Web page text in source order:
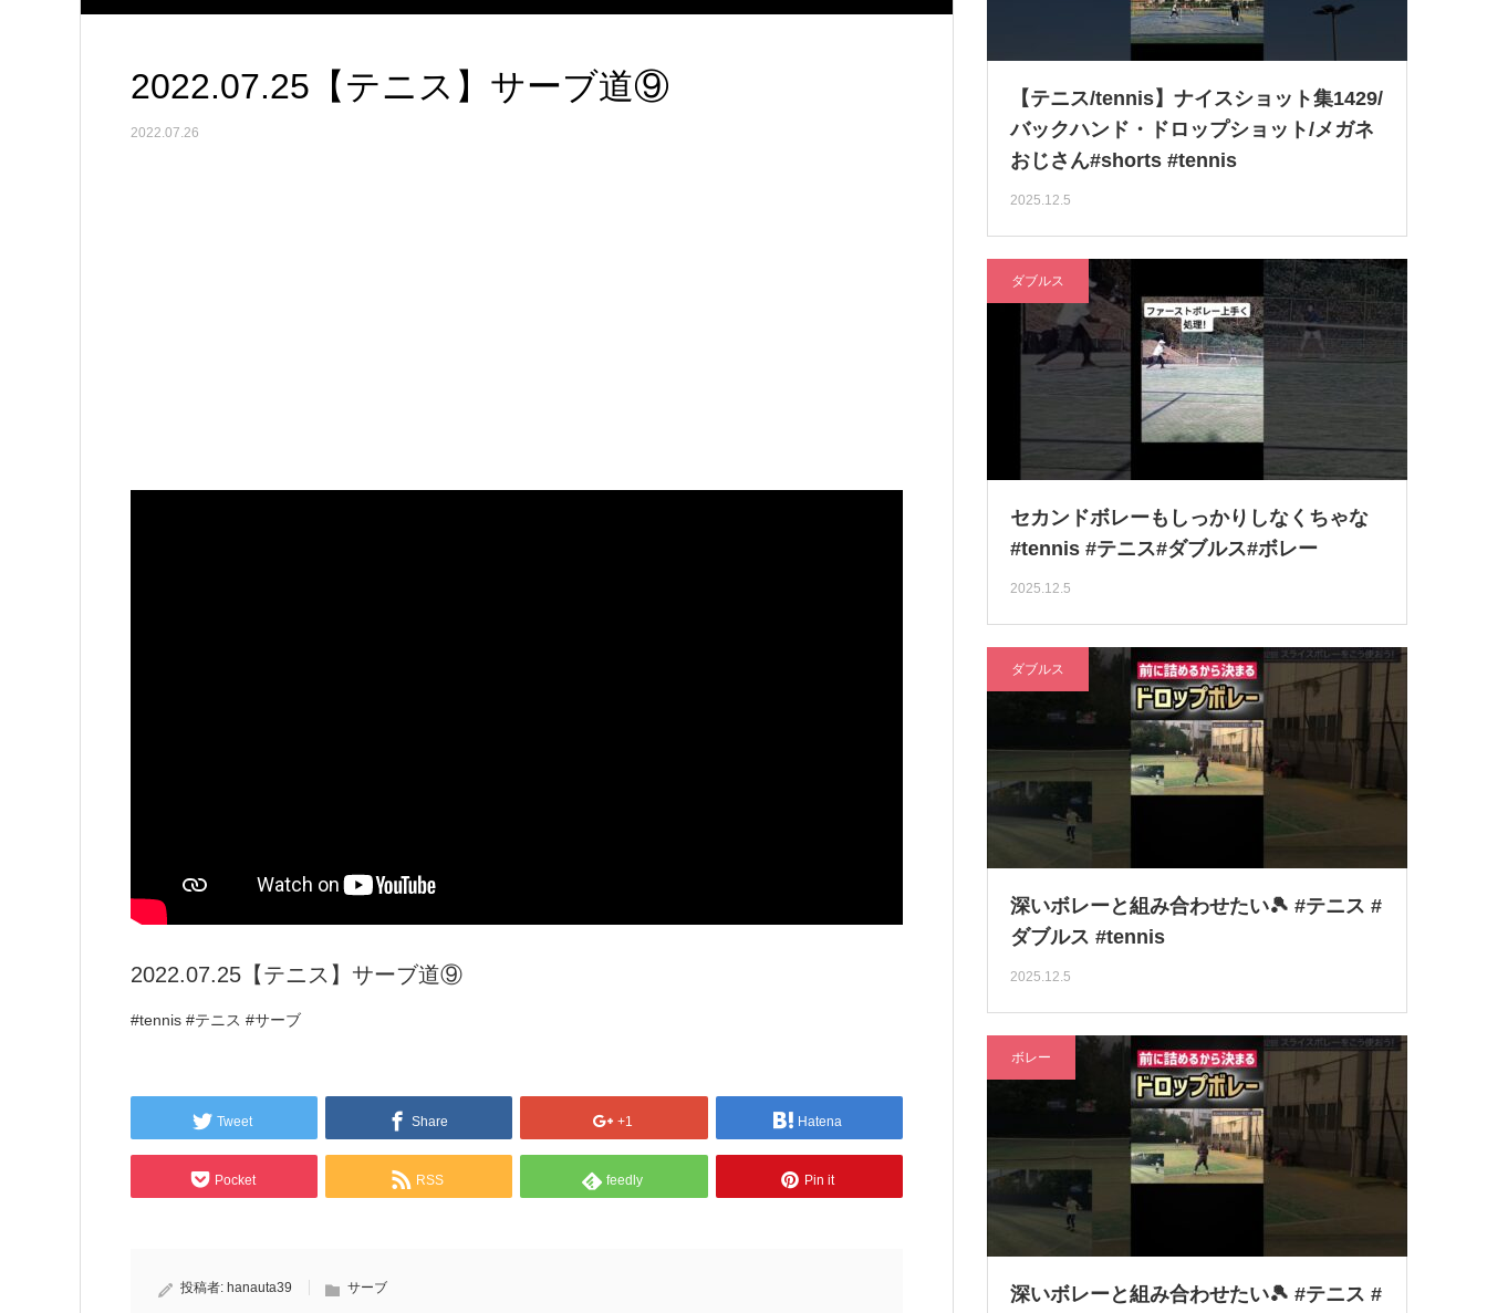
2022.07.25【テニス】サーブ道⑨
2022.07.26
2022.07.25【テニス】サーブ道⑨
#tennis #テニス #サーブ
Tweet Share +1 Hatena
Pocket RSS feedly Pin it
投稿者: hanauta39 サーブ
【テニス/tennis】ナイスショット集1429/
バックハンド・ドロップショット/メガネ
おじさん#shorts #tennis
2025.12.5
ダブルス
セカンドボレーもしっかりしなくちゃな
#tennis #テニス#ダブルス#ボレー
2025.12.5
ダブルス
深いボレーと組み合わせたい🎾 #テニス #
ダブルス #tennis
2025.12.5
ボレー
深いボレーと組み合わせたい🎾 #テニス #